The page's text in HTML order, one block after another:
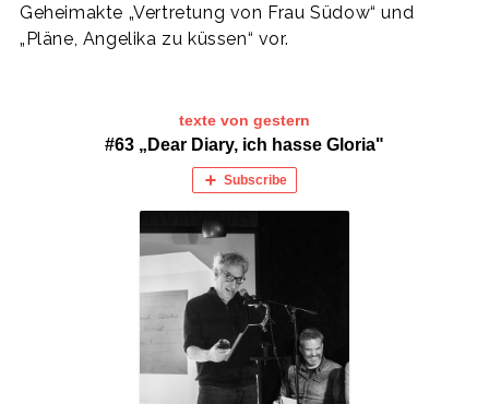
Geheimakte „Vertretung von Frau Südow“ und
„Pläne, Angelika zu küssen“ vor.